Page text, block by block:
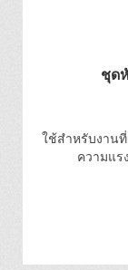
ชุด
ใช้สำหรับงาน
ความแร